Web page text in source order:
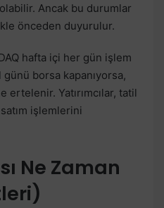
Ancak bu durumlar
önceden duyurulur.
hafta içi her gün işlem
günü borsa kapanıyorsa,
Yatırımcılar, tatil
işlemlerini
Ne Zaman